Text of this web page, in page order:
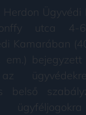
Ügyvédi
utca
Kamarában
em.)
belső